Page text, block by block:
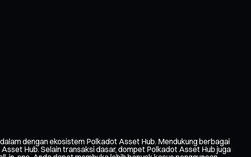
dengan ekosistem Polkadot Asset Hub. Mendukung berbagai
Hub. Selain transaksi dasar, dompet Polkadot Asset Hub juga